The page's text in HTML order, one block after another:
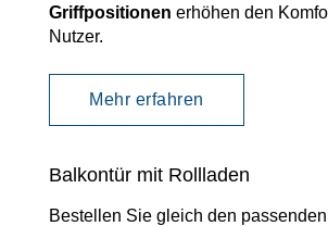
Griffpositionen erhöhen den
Nutzer.
Mehr erfahren
Balkontür mit Rollladen
Bestellen Sie gleich den